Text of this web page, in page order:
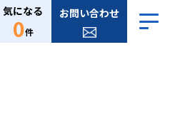
気になる
0件
お問い合わせ